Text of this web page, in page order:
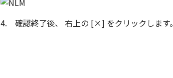
4. 確認終了後、 右上の [×] をクリックします。